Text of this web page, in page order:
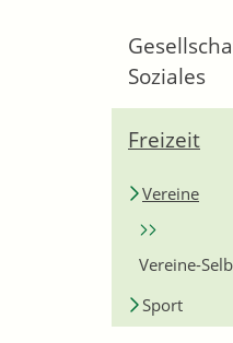
Soziales
Freizeit
Vereine
Vereine-
Sport